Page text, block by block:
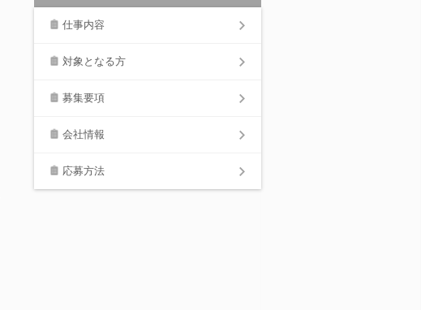
仕事内容
対象となる方
募集要項
会社情報
応募方法